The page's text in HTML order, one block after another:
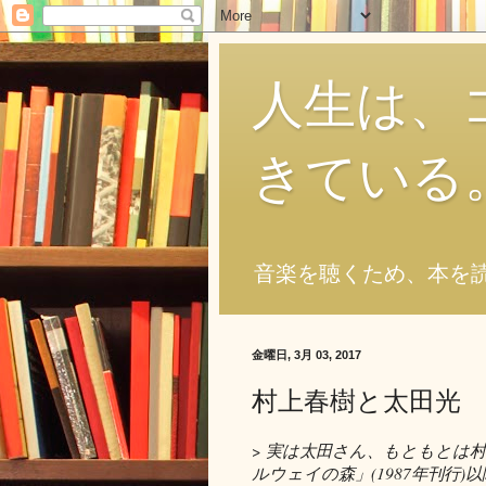
人生は
きている
音楽を聴くため、本を
金曜日, 3月 03, 2017
村上春樹と太田光
> 実は太田さん、もともとは
ルウェイの森」(1987年刊行)